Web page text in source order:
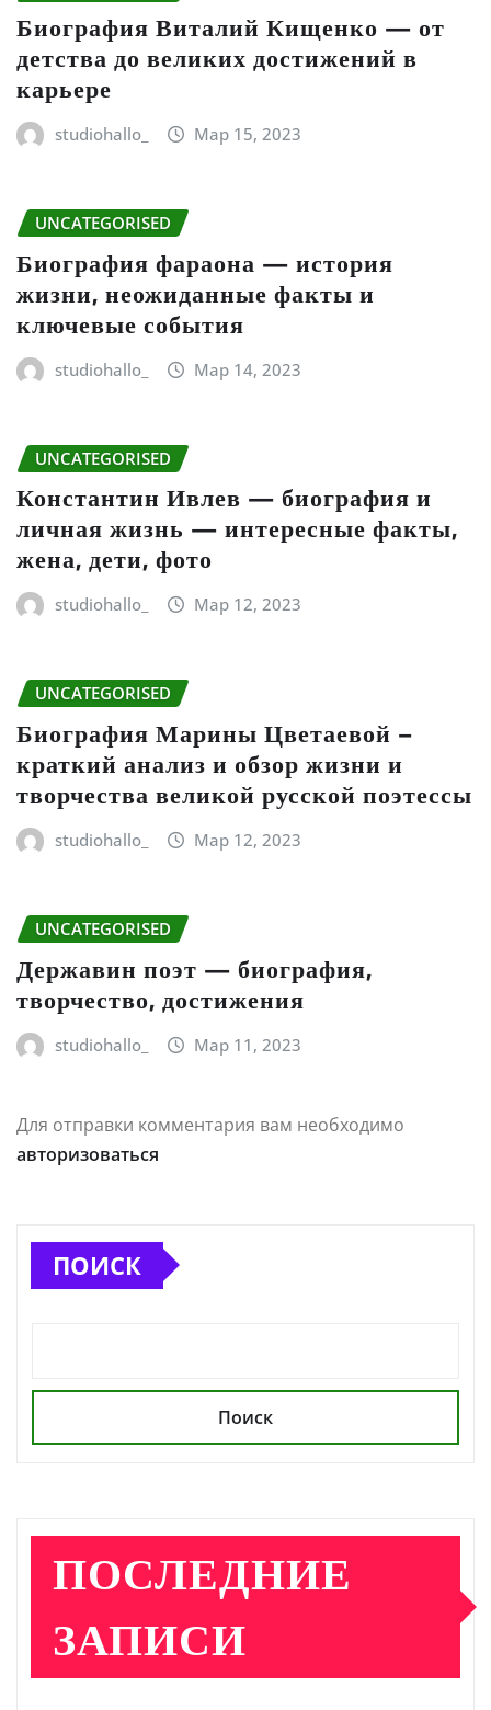
Биография Виталий Кищенко — от
детства до великих достижений в
карьере
studiohallo_ Мар 15, 2023
UNCATEGORISED
Биография фараона — история
жизни, неожиданные факты и
ключевые события
studiohallo_ Мар 14, 2023
UNCATEGORISED
Константин Ивлев — биография и
личная жизнь — интересные факты,
жена, дети, фото
studiohallo_ Мар 12, 2023
UNCATEGORISED
Биография Марины Цветаевой –
краткий анализ и обзор жизни и
творчества великой русской поэтессы
studiohallo_ Мар 12, 2023
UNCATEGORISED
Державин поэт — биография,
творчество, достижения
studiohallo_ Мар 11, 2023
Для отправки комментария вам необходимо
авторизоваться
ПОИСК
Поиск
ПОСЛЕДНИЕ
ЗАПИСИ